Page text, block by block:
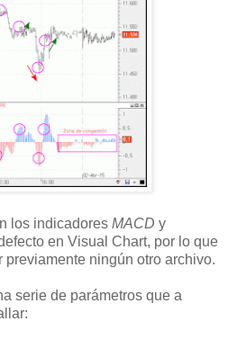
los indicadores MACD y
en Visual Chart, por lo que
ningún otro archivo.
serie de parámetros que a